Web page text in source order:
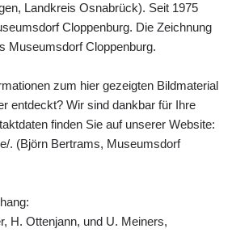
Landkreis Osnabrück). Seit 1975
Cloppenburg. Die Zeichnung
Museumsdorf Cloppenburg.
zum hier gezeigten Bildmaterial
entdeckt? Wir sind dankbar für Ihre
finden Sie auf unserer Website:
. (Björn Bertrams, Museumsdorf
H. Ottenjann, und U. Meiners,